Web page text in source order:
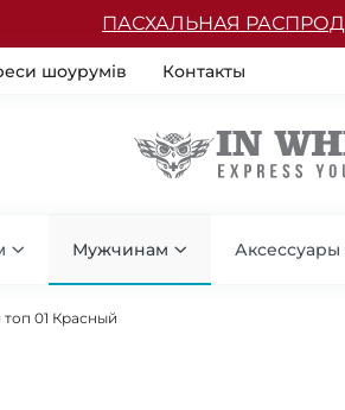
ПАСХАЛЬНАЯ
шоурумів Контакты
Мужчинам Аксессуары
01 Красный